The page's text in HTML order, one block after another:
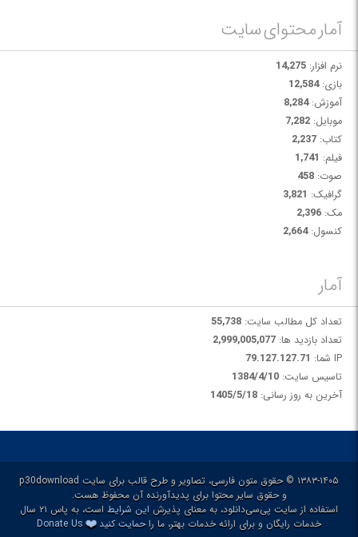
آمار محتوای سایت
نرم افزار: 14,275
بازی:12,584
آموزش:8,284
موبایل: 7,282
کتاب: 2,237
فیلم: 1,741
صوت: 458
گرافیک: 3,821
مک: 2,396
کنسول:2,664
آمار
تعداد کل مطالب سایت: 55,738
تعداد بازدید ها: 2,999,005,077
IP شما:
79.127.127.71
تاسیس سایت: 1384/4/10
آخرین به روز رسانی: 1405/5/18
۱۳۸۳-۱۴۰۵ © حقوق متون فارسی، تصاویر و طرح قالب برای سایت p30download
و حقوق سایر محتوا برای پدیدآورنده آن محفوظ هست.
استفاده از سایت پی‌سی‌دانلود، به معنای پذیرش این شرایط
است، به پاس ۲۱ سال
خدمات رایگان و برای ارائه خدمات بهتر، ما راحمایت کنید❤️
Donate Us